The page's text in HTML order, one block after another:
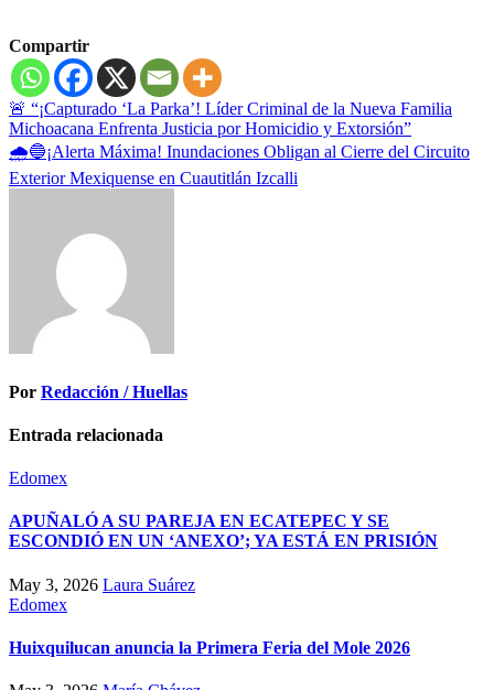
Compartir
Navegación
de
entradas
🚨 “¡Capturado ‘La Parka’! Líder Criminal de la Nueva Familia
Michoacana Enfrenta Justicia por Homicidio y Extorsión”
🌧️🔵¡Alerta Máxima! Inundaciones Obligan al Cierre del Circuito
Exterior Mexiquense en Cuautitlán Izcalli
Por Redacción / Huellas
Entrada relacionada
Edomex
APUÑALÓ A SU PAREJA EN ECATEPEC Y SE
ESCONDIÓ EN UN ‘ANEXO’; YA ESTÁ EN PRISIÓN
May 3, 2026 Laura Suárez
Edomex
Huixquilucan anuncia la Primera Feria del Mole 2026